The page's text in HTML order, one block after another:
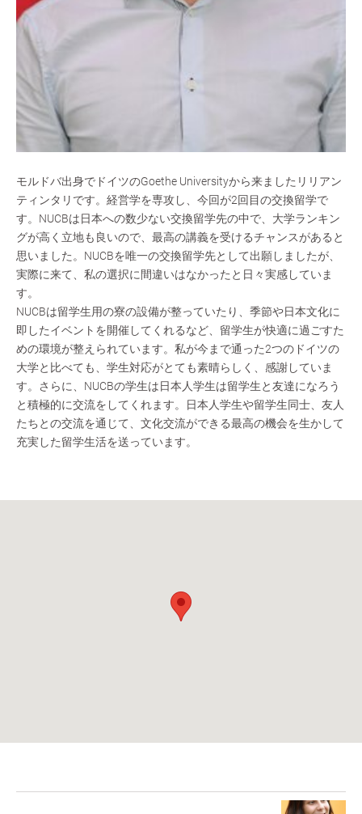
モルドバ出身でドイツのGoethe Universityから来ましたリリアン
ティンタリです。経営学を専攻し、今回が2回目の交換留学で
す。NUCBは日本への数少ない交換留学先の中で、大学ランキン
グが高く立地も良いので、最高の講義を受けるチャンスがあると
思いました。NUCBを唯一の交換留学先として出願しましたが、
実際に来て、私の選択に間違いはなかったと日々実感していま
す。
NUCBは留学生用の寮の設備が整っていたり、季節や日本文化に
即したイベントを開催してくれるなど、留学生が快適に過ごすた
めの環境が整えられています。私が今まで通った2つのドイツの
大学と比べても、学生対応がとても素晴らしく、感謝していま
す。さらに、NUCBの学生は日本人学生は留学生と友達になろう
と積極的に交流をしてくれます。日本人学生や留学生同士、友人
たちとの交流を通じて、文化交流ができる最高の機会を生かして
充実した留学生活を送っています。